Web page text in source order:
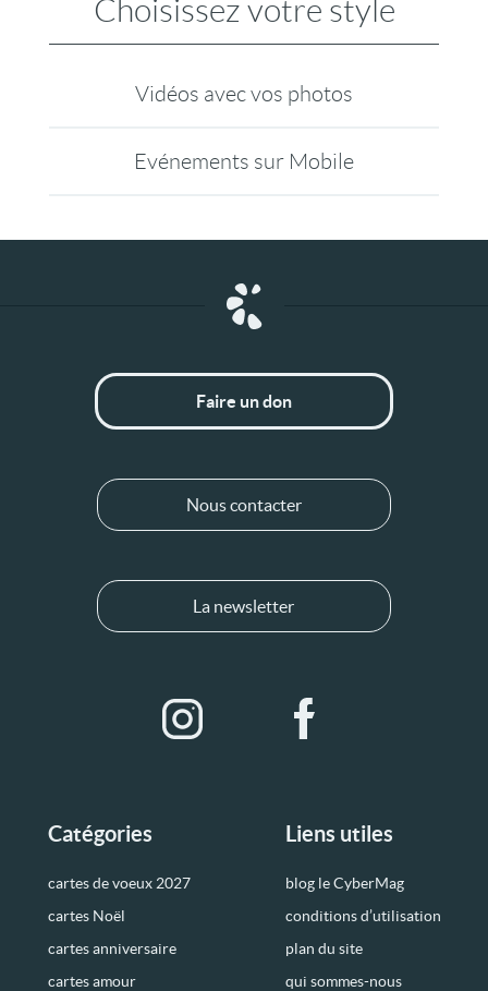
Choisissez votre style
Vidéos avec vos photos
Evénements sur Mobile
Catégories
cartes de voeux 2027
cartes Noël
cartes anniversaire
cartes amour
Liens utiles
blog le CyberMag
conditions d’utilisation
plan du site
qui sommes-nous
Faire un don
Nous contacter
La newsletter